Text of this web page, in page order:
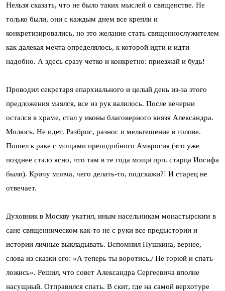
Нельзя сказать, что не было таких мыслей о священстве. Не
только были, они с каждым днем все крепли и
конкретизировались, но это желание стать священнослужителем
как далекая мечта определялось, к которой идти и идти
надобно. А здесь сразу четко и конкретно: приезжай и будь!
Проводил секретаря епархиального и целый день из-за этого
предложения маялся, все из рук валилось. После вечерни
остался в храме, стал у иконы благоверного князя Александра.
Молюсь. Не идет. Разброс, разнос и мельтешение в голове.
Пошел к раке с мощами преподобного Амвросия (это уже
позднее стало ясно, что там в те года мощи прп. старца Иосифа
были). Кричу молча, чего делать-то, подскажи?! И старец не
отвечает.
Духовник в Москву укатил, иным насельникам монастырским в
сане священническом как-то не с руки все предыстории и
истории личные выкладывать. Вспомнил Пушкина, вернее,
слова из сказки его: «А теперь ты воротись,/ Не горюй и спать
ложись». Решил, что совет Александра Сергеевича вполне
насущный. Отправился спать. В скит, где на самой верхотуре